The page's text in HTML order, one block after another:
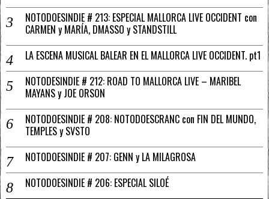
NOTODOESINDIE # 213: ESPECIAL MALLORCA LIVE OCCIDENT con
CARMEN y MARÍA, DMASSO y STANDSTILL
LA ESCENA MUSICAL BALEAR EN EL MALLORCA LIVE OCCIDENT. pt1
NOTODESINDIE # 212: ROAD TO MALLORCA LIVE – MARIBEL
MAYANS y JOE ORSON
NOTODOESINDIE # 208: NOTODOESCRANC con FIN DEL MUNDO,
TEMPLES y SVSTO
NOTODOESINDIE # 207: GENN y LA MILAGROSA
NOTODOESINDIE # 206: ESPECIAL SILOÉ